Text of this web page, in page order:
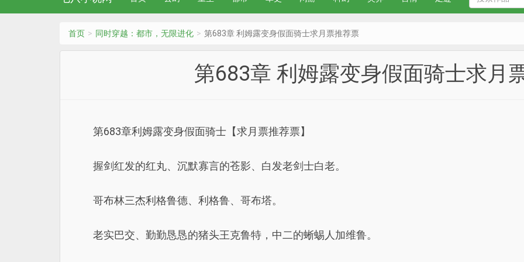
首页 同时穿越：都市，无限进化 第683章 利姆露变身假面骑士求月票推荐票
第683章 利姆露变身假面骑士求月
第683章利姆露变身假面骑士【求月票推荐票】
握剑红发的红丸、沉默寡言的苍影、白发老剑士白老。
哥布林三杰利格鲁德、利格鲁、哥布塔。
老实巴交、勤勤恳恳的猪头王克鲁特，中二的蜥蜴人加维鲁。